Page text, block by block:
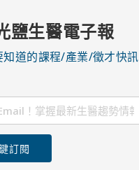
鹽生醫電子報
知道的課程/產業/徵才快訊
訂閱